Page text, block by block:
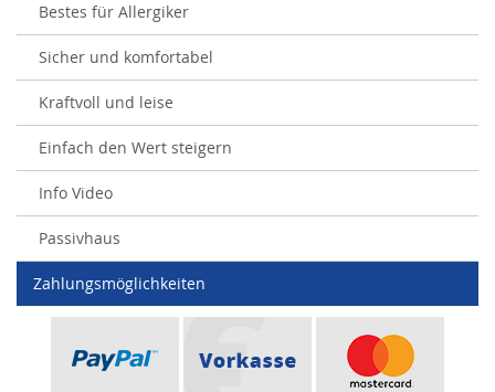
Bestes für Allergiker
Sicher und komfortabel
Kraftvoll und leise
Einfach den Wert steigern
Info Video
Passivhaus
Zahlungsmöglichkeiten